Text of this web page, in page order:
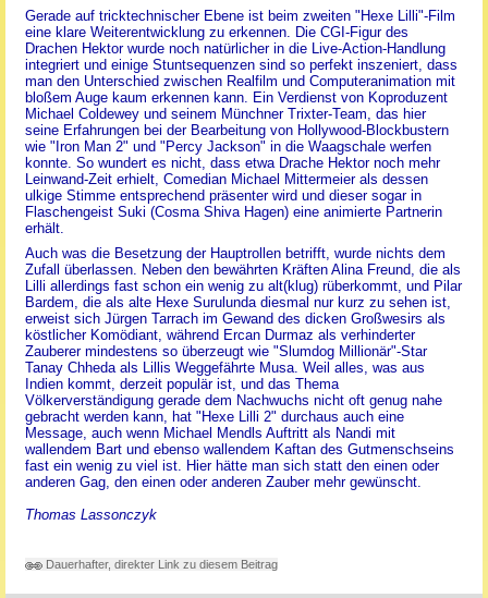
Gerade auf tricktechnischer Ebene ist beim zweiten "Hexe Lilli"-Film
eine klare Weiterentwicklung zu erkennen. Die CGI-Figur des
Drachen Hektor wurde noch natürlicher in die Live-Action-Handlung
integriert und einige Stuntsequenzen sind so perfekt inszeniert, dass
man den Unterschied zwischen Realfilm und Computeranimation mit
bloßem Auge kaum erkennen kann. Ein Verdienst von Koproduzent
Michael Coldewey und seinem Münchner Trixter-Team, das hier
seine Erfahrungen bei der Bearbeitung von Hollywood-Blockbustern
wie "Iron Man 2" und "Percy Jackson" in die Waagschale werfen
konnte. So wundert es nicht, dass etwa Drache Hektor noch mehr
Leinwand-Zeit erhielt, Comedian Michael Mittermeier als dessen
ulkige Stimme entsprechend präsenter wird und dieser sogar in
Flaschengeist Suki (Cosma Shiva Hagen) eine animierte Partnerin
erhält.
Auch was die Besetzung der Hauptrollen betrifft, wurde nichts dem
Zufall überlassen. Neben den bewährten Kräften Alina Freund, die als
Lilli allerdings fast schon ein wenig zu alt(klug) rüberkommt, und Pilar
Bardem, die als alte Hexe Surulunda diesmal nur kurz zu sehen ist,
erweist sich Jürgen Tarrach im Gewand des dicken Großwesirs als
köstlicher Komödiant, während Ercan Durmaz als verhinderter
Zauberer mindestens so überzeugt wie "Slumdog Millionär"-Star
Tanay Chheda als Lillis Weggefährte Musa. Weil alles, was aus
Indien kommt, derzeit populär ist, und das Thema
Völkerverständigung gerade dem Nachwuchs nicht oft genug nahe
gebracht werden kann, hat "Hexe Lilli 2" durchaus auch eine
Message, auch wenn Michael Mendls Auftritt als Nandi mit
wallendem Bart und ebenso wallendem Kaftan des Gutmenschseins
fast ein wenig zu viel ist. Hier hätte man sich statt den einen oder
anderen Gag, den einen oder anderen Zauber mehr gewünscht.
Thomas Lassonczyk
Dauerhafter, direkter Link zu diesem Beitrag